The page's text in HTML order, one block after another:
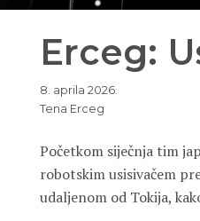
Erceg:
8. aprila 2026.
Tena Erceg
Početkom siječnja tim
robotskim usisivačem
udaljenom od Tokija,